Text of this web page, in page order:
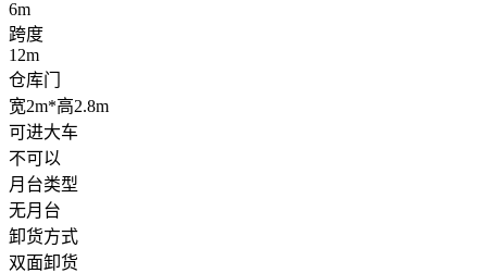
6m
跨度
12m
仓库门
宽2m*高2.8m
可进大车
不可以
月台类型
无月台
卸货方式
双面卸货